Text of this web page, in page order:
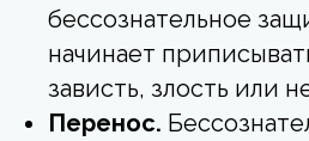
бессознательное
начинает
зависть, злость или
Перенос.